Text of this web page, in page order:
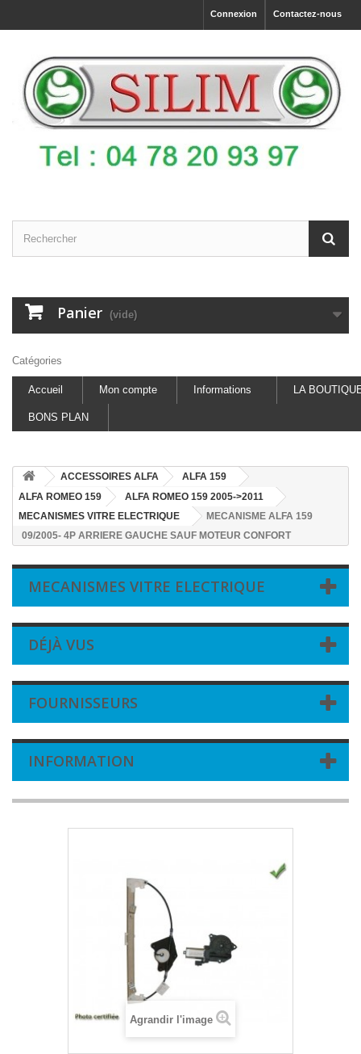
Contactez-nous
Connexion
Panier (vide)
Catégories
Accueil Mon compte Informations LA
BONS PLAN
ACCESSOIRES ALFA
ALFA 159
ALFA ROMEO 159
ALFA ROMEO 159 2005->2011
MECANISMES VITRE ELECTRIQUE
MECANISME ALFA 159
09/2005- 4P ARRIERE GAUCHE SAUF MOTEUR CONFORT
MECANISMES VITRE ELECTRIQUE
DÉJÀ VUS
FOURNISSEURS
INFORMATION
Agrandir l'image